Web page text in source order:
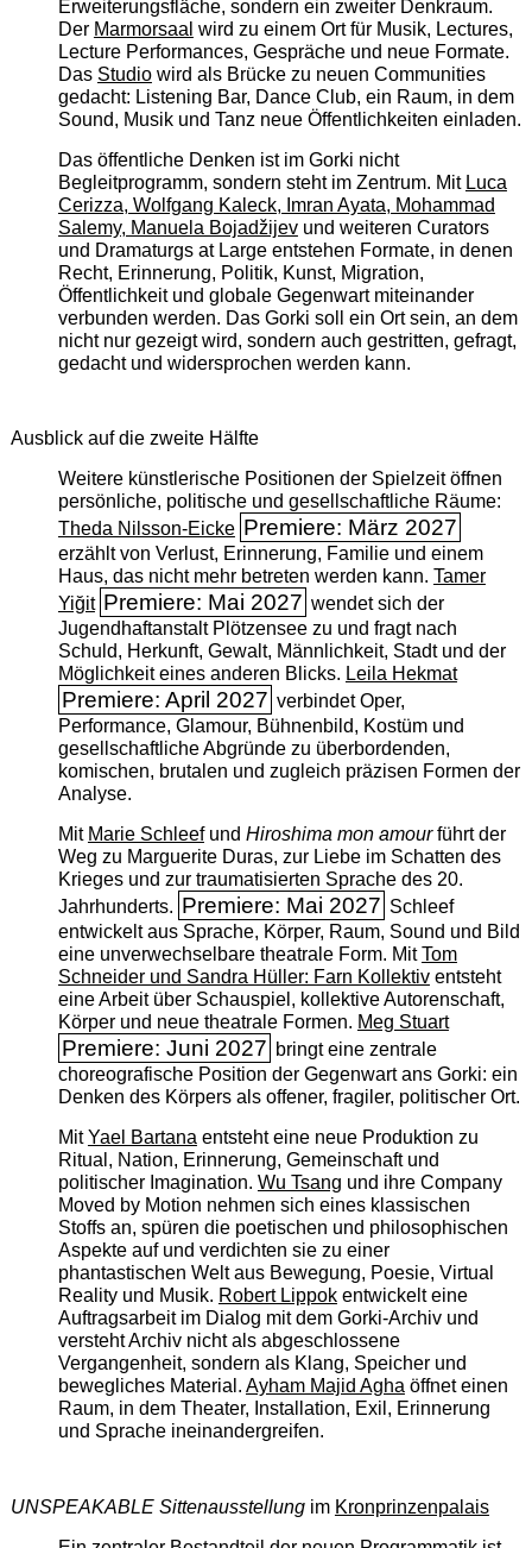
Erweiterungsfläche, sondern ein zweiter Denkraum.
Der Marmorsaal wird zu einem Ort für Musik, Lectures,
Lecture Performances, Gespräche und neue Formate.
Das Studiowird als Brücke zu neuen Communities
gedacht: Listening Bar, Dance Club, ein Raum, in dem
Sound, Musik und Tanz neue Öffentlichkeiten einladen.
Das öffentliche Denken ist im Gorki nicht
Begleitprogramm, sondern steht im Zentrum. Mit Luca
Cerizza, Wolfgang Kaleck, Imran Ayata, Mohammad
Salemy, Manuela Bojadžijevund weiteren Curators
und Dramaturgs at Large entstehen Formate, in denen
Recht, Erinnerung, Politik, Kunst, Migration,
Öffentlichkeit und globale Gegenwart miteinander
verbunden werden. Das Gorki soll ein Ort sein, an dem
nicht nur gezeigt wird, sondern auch gestritten, gefragt,
gedacht und widersprochen werden kann.
Ausblick auf die zweite Hälfte
Weitere künstlerische Positionen der Spielzeit öffnen
persönliche, politische und gesellschaftliche Räume:
Theda Nilsson-Eicke Premiere: März 2027
erzählt von Verlust, Erinnerung, Familie und einem
Haus, das nicht mehr betreten werden kann. Tamer
Yiğit Premiere: Mai 2027 wendet sich der
Jugendhaftanstalt Plötzensee zu und fragt nach
Schuld, Herkunft, Gewalt, Männlichkeit, Stadt und der
Möglichkeit eines anderen Blicks. Leila Hekmat
Premiere: April 2027 verbindet Oper,
Performance, Glamour, Bühnenbild, Kostüm und
gesellschaftliche Abgründe zu überbordenden,
komischen, brutalen und zugleich präzisen Formen der
Analyse.
Mit Marie Schleefund Hiroshima mon amourführt der
Weg zu Marguerite Duras, zur Liebe im Schatten des
Krieges und zur traumatisierten Sprache des 20.
Jahrhunderts. Premiere: Mai 2027 Schleef
entwickelt aus Sprache, Körper, Raum, Sound und Bild
eine unverwechselbare theatrale Form. MitTom
Schneider und Sandra Hüller: Farn Kollektiventsteht
eine Arbeit über Schauspiel, kollektive Autorenschaft,
Körper und neue theatrale Formen. Meg Stuart
Premiere: Juni 2027 bringt eine zentrale
choreografische Position der Gegenwart ans Gorki: ein
Denken des Körpers als offener, fragiler, politischer Ort.
MitYael Bartanaentsteht eine neue Produktion zu
Ritual, Nation, Erinnerung, Gemeinschaft und
politischer Imagination. Wu Tsang und ihre Company
Moved by Motion nehmen sich eines klassischen
Stoffs an, spüren die poetischen und philosophischen
Aspekte auf und verdichten sie zu einer
phantastischen Welt aus Bewegung, Poesie, Virtual
Reality und Musik. Robert Lippokentwickelt eine
Auftragsarbeit im Dialog mit dem Gorki-Archiv und
versteht Archiv nicht als abgeschlossene
Vergangenheit, sondern als Klang, Speicher und
bewegliches Material. Ayham Majid Aghaöffnet einen
Raum, in dem Theater, Installation, Exil, Erinnerung
und Sprache ineinandergreifen.
UNSPEAKABLE Sittenausstellungim Kronprinzenpalais